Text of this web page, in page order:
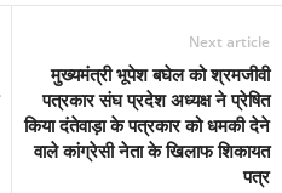
Next article
मुख्यमंत्री भूपेश बघेल को श्रमजीवी
पत्रकार संघ प्रदेश अध्यक्ष ने प्रेषित
किया दंतेवाड़ा के पत्रकार को धमकी देने
वाले कांग्रेसी नेता के खिलाफ शिकायत
पत्र